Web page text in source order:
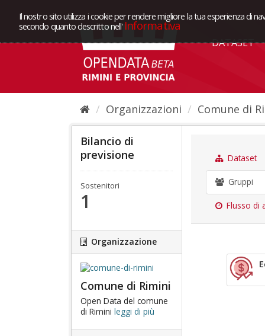
Il nostro sito utilizza i cookie per rendere migliore la tua esperienza di
secondo quanto descritto nell' Informativa
DATASET
Organizzazioni Comune di
Bilancio di
previsione
Sostenitori
1
Organizzazione
Comune di Rimini
Open Data del comune
di Rimini leggi di più
Dataset
Gruppi
Flusso di